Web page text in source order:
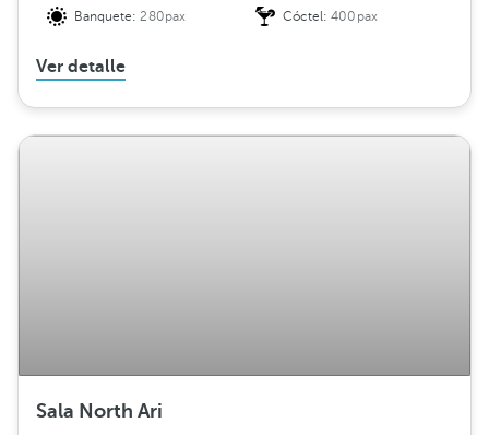
Banquete:280pax Cóctel:400pax
Ver detalle
Sala North Ari